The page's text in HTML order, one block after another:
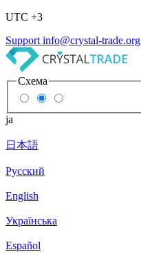
UTC +3
Support info@crystal-trade.org
Схема
ja
日本語
Русский
English
Українська
Español